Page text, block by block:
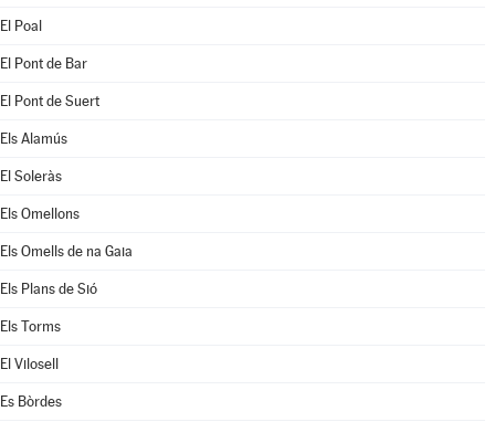
El Poal
El Pont de Bar
El Pont de Suert
Els Alamús
El Soleràs
Els Omellons
Els Omells de na Gaia
Els Plans de Sió
Els Torms
El Vilosell
Es Bòrdes